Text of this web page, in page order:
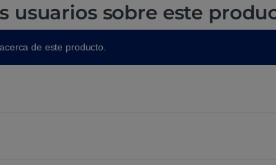
usuarios sobre este
de este producto.